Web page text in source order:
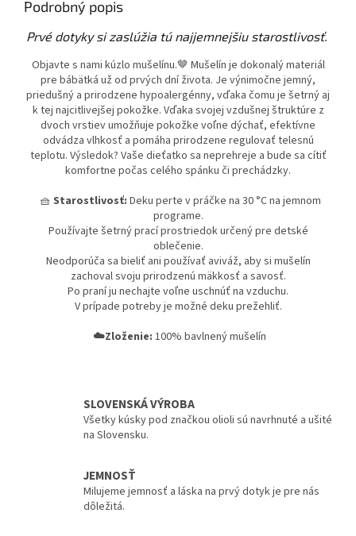
Podrobný popis
Prvé dotyky si zaslúžia tú najjemnejšiu starostlivosť.
Objavte s nami kúzlo mušelínu.🤎 Mušelín je dokonalý materiál
pre bábätká už od prvých dní života. Je výnimočne jemný,
priedušný a prirodzene hypoalergénny, vďaka čomu je šetrný aj
k tej najcitlivejšej pokožke. Vďaka svojej vzdušnej štruktúre z
dvoch vrstiev umožňuje pokožke voľne dýchať, efektívne
odvádza vlhkosť a pomáha prirodzene regulovať telesnú
teplotu. Výsledok? Vaše dieťatko sa neprehreje a bude sa cítiť
komfortne počas celého spánku či prechádzky.
🧺 Starostlivosť: Deku perte v práčke na 30 °C na jemnom
programe.
Používajte šetrný prací prostriedok určený pre detské
oblečenie.
Neodporúča sa bieliť ani používať aviváž, aby si mušelín
zachoval svoju prirodzenú mäkkosť a savosť.
Po praní ju nechajte voľne uschnúť na vzduchu.
V prípade potreby je možné deku prežehliť.
☁️Zloženie: 100% bavlnený mušelín
SLOVENSKÁ VÝROBA
Všetky kúsky pod značkou olioli sú navrhnuté a ušité
na Slovensku.
JEMNOSŤ
Milujeme jemnosť a láska na prvý dotyk je pre nás
dôležitá.